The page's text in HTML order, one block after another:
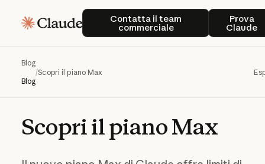
Contatta il team
commerciale
Contatta il team commerciale
Prova
Claude
Blog
Blog
/Scopri il piano Max
ScopriilpianoMax